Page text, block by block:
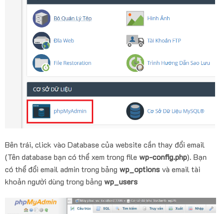
Bên trái, click vào Database của website cần thay đổi email
(Tên database bạn có thể xem trong file wp-config.php). Bạn
có thể đổi email admin trong bảng wp_options và email tài
khoản người dùng trong bảng wp_users